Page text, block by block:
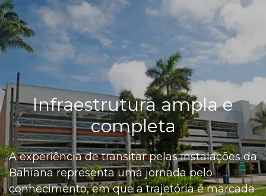
Infraestrutura ampla e
completa
A experiência de transitar pelas instalações da
Bahiana representa uma jornada pelo
conhecimento, em que a trajetória é marcada